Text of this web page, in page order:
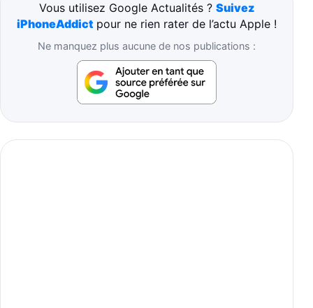
Vous utilisez Google Actualités ? Suivez
iPhoneAddict pour ne rien rater de l’actu Apple !
Ne manquez plus aucune de nos publications :